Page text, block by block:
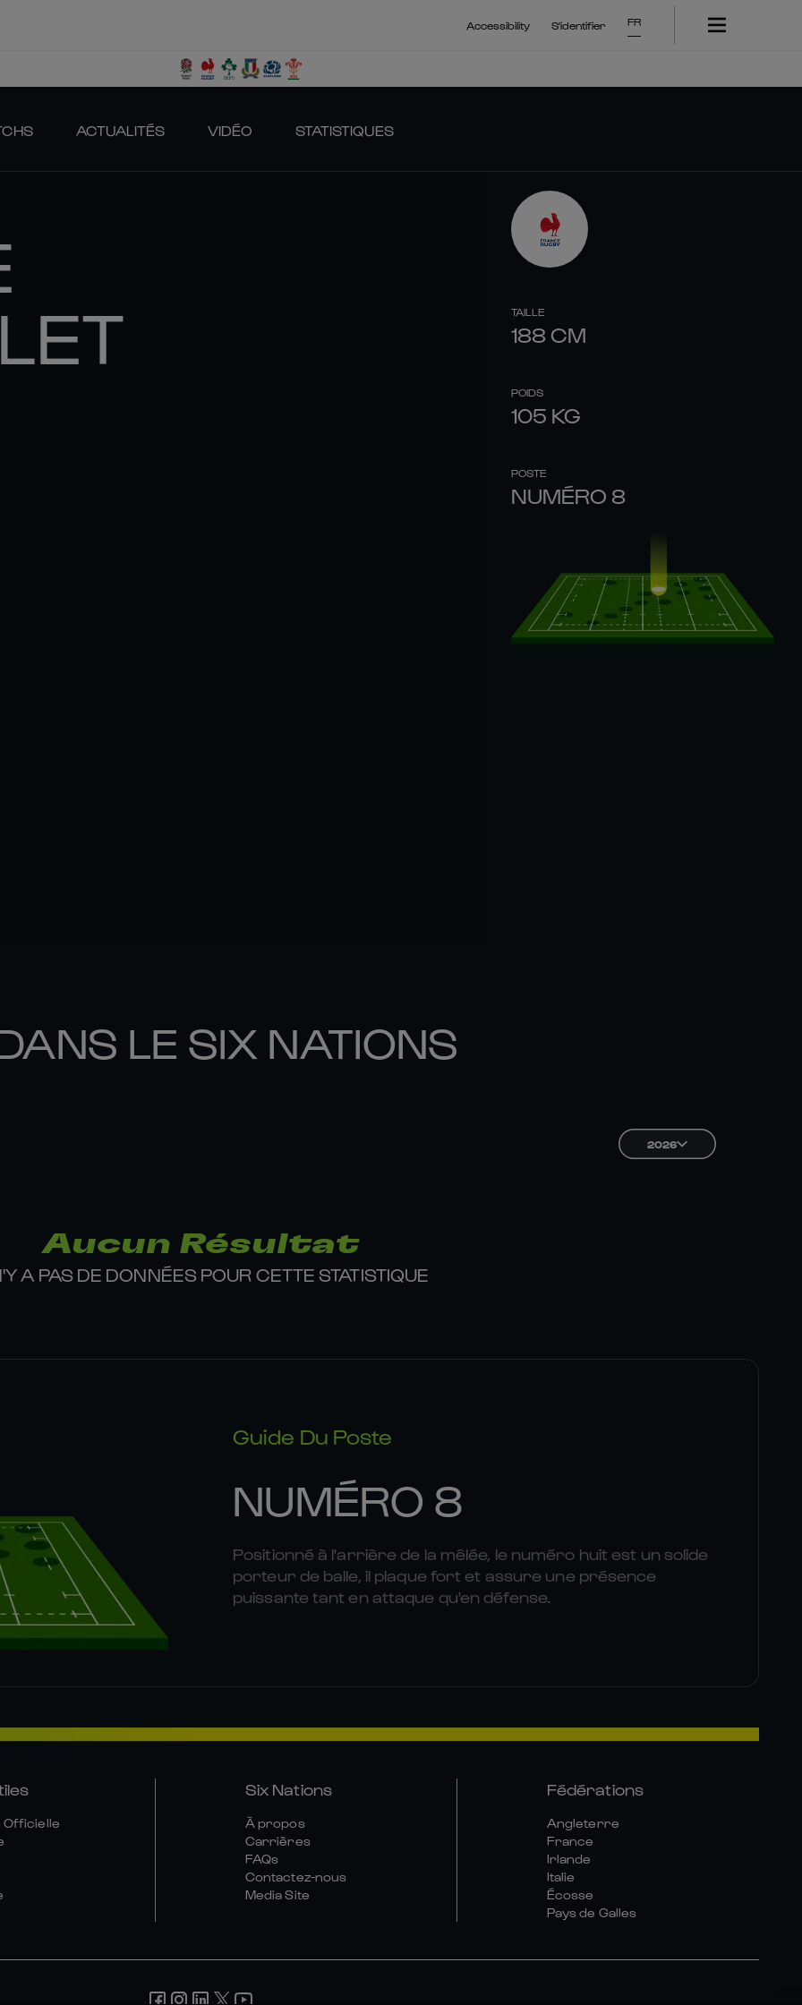
Accessibility S'identifier FR
ACTUALITÉS VIDÉO STATISTIQUES
TAILLE
188 CM
POIDS
105 KG
POSTE
NUMÉRO 8
LE SIX NATIONS
2026
Aucun Résultat
A PAS DE DONNÉES POUR CETTE STATISTIQUE
Guide Du Poste
NUMÉRO 8
Positionné à l'arrière de la mêlée, le numéro huit est un solide
porteur de balle, il plaque fort et assure une présence
puissante tant en attaque qu'en défense.
Officielle
Six Nations
À propos
Carrières
FAQs
Contactez-nous
Media Site
Fédérations
Angleterre
France
Irlande
Italie
Écosse
Pays de Galles